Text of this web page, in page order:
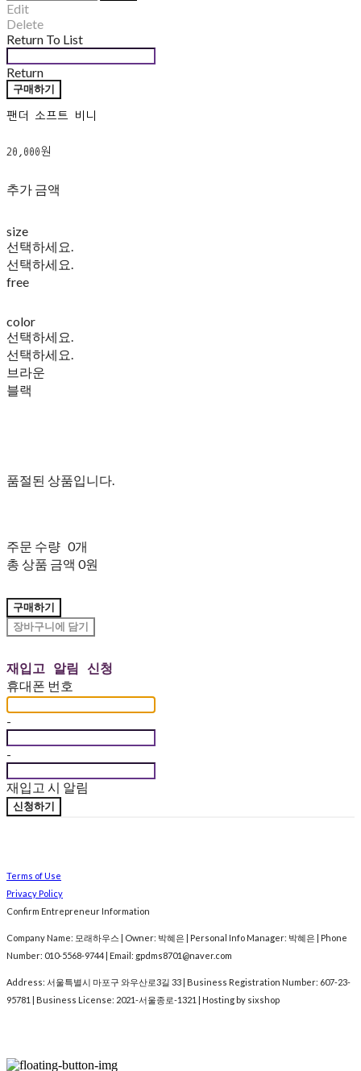
Edit
Delete
Return To List
Return
구매하기
팬더 소프트 비니
20,000원
추가 금액
size
선택하세요.
선택하세요.
free
color
선택하세요.
선택하세요.
브라운
블랙
품절된 상품입니다.
주문 수량 0개
총 상품 금액 0원
구매하기
장바구니에 담기
재입고 알림 신청
휴대폰 번호
-
-
재입고 시 알림
신청하기
Terms of Use
Privacy Policy
Confirm Entrepreneur Information
Company Name: 모래하우스 | Owner: 박혜은 | Personal Info Manager: 박혜은 | Phone
Number: 010-5568-9744 | Email: gpdms8701@naver.com
Address: 서울특별시 마포구 와우산로3길 33 | Business Registration Number: 607-23-
95781
| Business License: 2021-서울종로-1321 | Hosting by sixshop